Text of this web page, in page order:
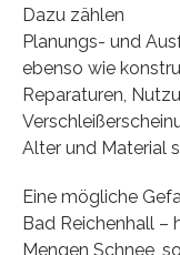
Dazu zählen
Planungs- und
ebenso wie
Reparaturen,
Alter und Material
Eine mögliche
Bad Reichenhall –
Mengen Schnee,